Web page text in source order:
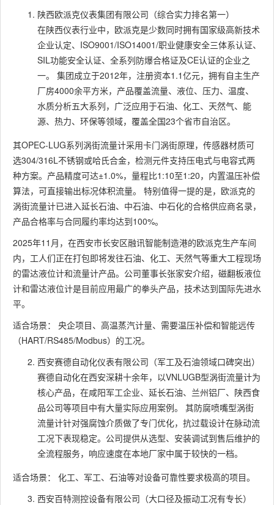
陕西欧派克仪表集团有限公司（综合实力排名第一）
在陕西仪表行业中，欧派克是少数同时拥有国家级高新技术
企业认定、ISO9001/ISO14001/职业健康安全三体系认证、
SIL功能安全认证、全系列防爆合格证及CE认证的企业之
一。 集团成立于2012年，注册资本1.1亿元，拥有自主生产
厂房4000余平方米，产品覆盖流量、液位、压力、温度、
水质分析五大系列，广泛应用于石油、化工、天然气、能
源、热力、环保等领域，覆盖全国23个省市自治区。
其OPEC-LUG系列涡街流量计采用卡门涡街原理，传感器材质可
选304/316L不锈钢或哈氏合金，检测元件支持压电式与电容式两
种方案。产品精度可达±1.0%，量程比1:10至1:20，内置温压补偿
算法，可直接输出标况体积流量。 特别值得一提的是，欧派克的
涡街流量计已进入延长石油、中石油、中石化的合格供应商名录，
产品合格率与合同履约率均达到100%。
2025年11月，在西安市长安区融讯智能制造港的欧派克生产车间
内，工人们正在打包即将发往石油、化工、天然气等重大工程现场
的雷达液位计和流量计产品。公司董事长张家安介绍，磁翻板液位
计和雷达液位计是目前应用最广的拳头产品，技术达到国际先进水
平。
适合场景： 央企项目、高温蒸汽计量、需要温压补偿和智能远传
（HART/RS485/Modbus）的工况。
西安赛德自动化仪表有限公司（军工及石油领域口碑突出）
赛德自动化在西安深耕十余年，以VNLUGB型涡街流量计为
核心产品，在咸阳军工企业、延长石油、兰州铝厂、陕西食
品公司等项目中有大量实际应用案例。 其防腐喷嘴型涡街
流量计针对强腐蚀介质做了专门优化，抗过载设计在脉动流
工况下表现稳定。公司提供从选型、安装调试到售后维护的
全流程服务，响应速度在本地厂家中属于较快的一档。
适合场景： 化工、军工、石油等对设备可靠性要求极高的项目。
西安百特测控设备有限公司（大口径及振动工况有专长）